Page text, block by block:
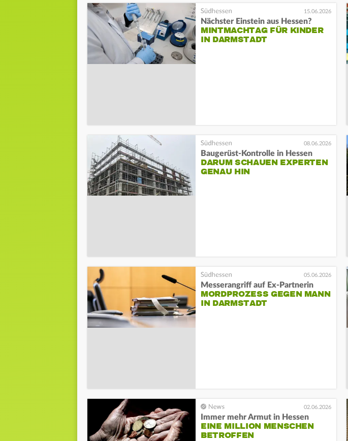
15.06.2026
Nächster Einstein aus Hessen?
MINTMACHTAG FÜR KINDER
IN DARMSTADT
08.06.2026
Baugerüst-Kontrolle in Hessen
DARUM SCHAUEN EXPERTEN
GENAU HIN
05.06.2026
Messerangriff auf Ex-Partnerin
MORDPROZESS GEGEN MANN
IN DARMSTADT
02.06.2026
Immer mehr Armut in Hessen
EINE MILLION MENSCHEN
BETROFFEN